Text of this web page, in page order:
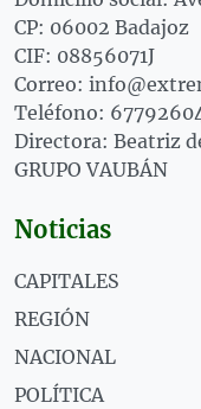
CP: 06002 Badajoz
CIF: 08856071J
Correo:
Teléfono:
Directora: Beatriz
GRUPO VAUBÁN
Noticias
CAPITALES
REGIÓN
NACIONAL
POLÍTICA